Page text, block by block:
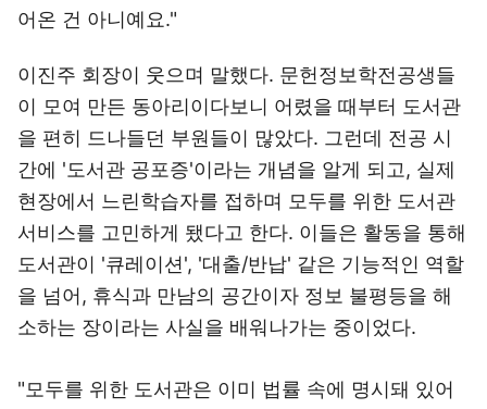
어온 건 아니예요."
이진주 회장이 웃으며 말했다. 문헌정보학전공생들
이 모여 만든 동아리이다보니 어렸을 때부터 도서관
을 편히 드나들던 부원들이 많았다. 그런데 전공 시
간에 '도서관 공포증'이라는 개념을 알게 되고, 실제
현장에서 느린학습자를 접하며 모두를 위한 도서관
서비스를 고민하게 됐다고 한다. 이들은 활동을 통해
도서관이 '큐레이션', '대출/반납' 같은 기능적인 역할
을 넘어, 휴식과 만남의 공간이자 정보 불평등을 해
소하는 장이라는 사실을 배워나가는 중이었다.
"모두를 위한 도서관은 이미 법률 속에 명시돼 있어